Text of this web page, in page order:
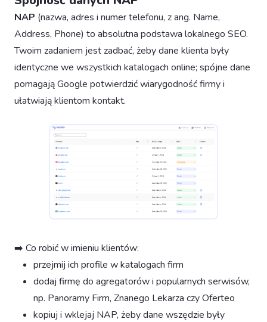
NAP (nazwa, adres i numer telefonu, z ang. Name,
Address, Phone) to absolutna podstawa lokalnego SEO.
Twoim zadaniem jest zadbać, żeby dane klienta były
identyczne we wszystkich katalogach online; spójne dane
pomagają Google potwierdzić wiarygodność firmy i
ułatwiają klientom kontakt.
➡️ Co robić w imieniu klientów:
przejmij ich profile w katalogach firm
dodaj firmę do agregatorów i popularnych serwisów,
np. Panoramy Firm, Znanego Lekarza czy Oferteo
kopiuj i wklejaj NAP, żeby dane wszędzie były